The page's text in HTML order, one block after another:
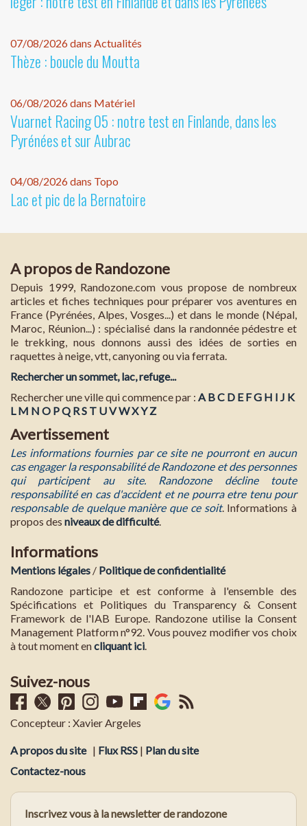
07/08/2026 dans Actualités
Thèze : boucle du Moutta
06/08/2026 dans Matériel
Vuarnet Racing 05 : notre test en Finlande, dans les
Pyrénées et sur Aubrac
04/08/2026 dans Topo
Lac et pic de la Bernatoire
A propos de Randozone
Depuis 1999, Randozone.com vous propose de nombreux
articles et fiches techniques pour préparer vos aventures en
France (Pyrénées, Alpes, Vosges...) et dans le monde (Népal,
Maroc, Réunion...) : spécialisé dans la randonnée pédestre et
le trekking, nous donnons aussi des idées de sorties en
raquettes à neige, vtt, canyoning ou via ferrata.
Rechercher un sommet, lac, refuge...
Rechercher une ville qui commence par : A BC D E FG H I J K
L M N O PQ RS T UVWXY Z
Avertissement
Les informations fournies par ce site ne pourront en aucun
cas engager la responsabilité de Randozone et des personnes
qui participent au site. Randozone décline toute
responsabilité en cas d'accident et ne pourra etre tenu pour
responsable de quelque manière que ce soit. Informations à
propos des niveaux de difficulté.
Informations
Mentions légales / Politique de confidentialité
Randozone participe et est conforme à l'ensemble des
Spécifications et Politiques du Transparency & Consent
Framework de l'IAB Europe. Randozone utilise la Consent
Management Platform n°92. Vous pouvez modifier vos choix
à tout moment encliquant ici.
Suivez-nous
Concepteur : Xavier Argeles
A propos du site | Flux RSS | Plan du site
Contactez-nous
Inscrivez vous à la newsletter de randozone